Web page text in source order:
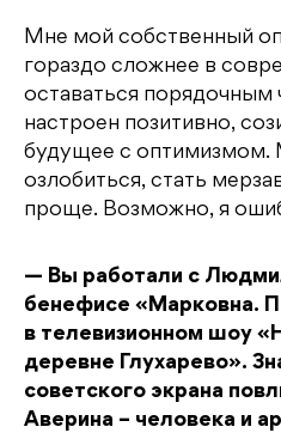
Мне мой собственный
гораздо сложнее в
оставаться порядочным
настроен позитивно,
будущее с оптимизмом.
озлобиться, стать
проще. Возможно, я
— Вы работали с
бенефисе «Марковна.
в телевизионном шоу
деревне Глухарево».
советского экрана
Аверина – человека и